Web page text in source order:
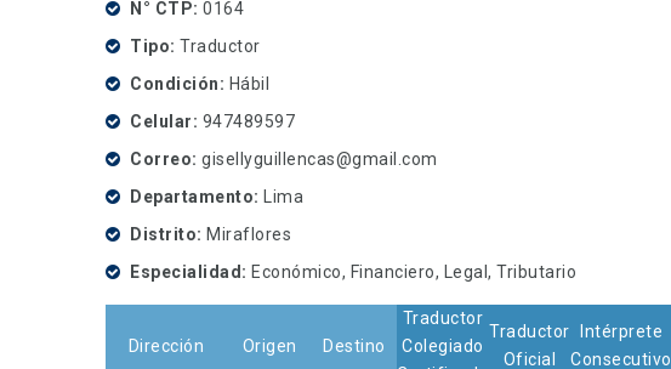
N° CTP 0164
Tipo Traductor
Condición
Hábil
Celular
947489597
Correo gisellyguillencas@gmail.com
Departamento Lima
Distrito Miraflores
Especialidad Económico, Financiero, Legal, Tributario
Dirección Origen Destino
Traductor
Colegiado
Traductor
Oficial
Intérprete
Consecutivo